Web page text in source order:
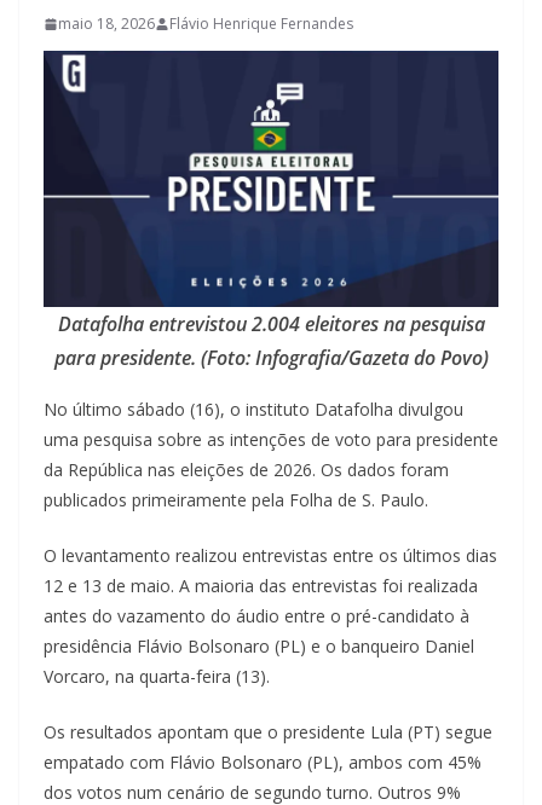
maio 18, 2026 Flávio Henrique Fernandes
Datafolha entrevistou 2.004 eleitores na pesquisa
para presidente. (Foto: Infografia/Gazeta do Povo)
No último sábado (16), o instituto Datafolha divulgou
uma pesquisa sobre as intenções de voto para presidente
da República nas eleições de 2026. Os dados foram
publicados primeiramente pela Folha de S. Paulo.
O levantamento realizou entrevistas entre os últimos dias
12 e 13 de maio. A maioria das entrevistas foi realizada
antes do vazamento do áudio entre o pré-candidato à
presidência Flávio Bolsonaro (PL) e o banqueiro Daniel
Vorcaro, na quarta-feira (13).
Os resultados apontam que o presidente Lula (PT) segue
empatado com Flávio Bolsonaro (PL), ambos com 45%
dos votos num cenário de segundo turno. Outros 9%